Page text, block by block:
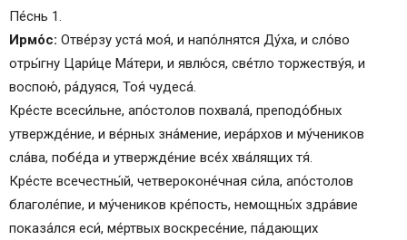
Канон, творение Григория Синаита, глас 4.
Песнь 1.
Песнь 3.
Песнь 4.
Песнь 5.
Кондак, глас 4.
Пе́снь 1.
Ирмо́с: Отве́рзу уста́ моя́, и напо́лнятся Ду́ха, и сло́во
отры́гну Цари́це Ма́тери, и явлю́ся, све́тло торжеству́я, и
воспою́, ра́дуяся, Тоя́ чудеса́.
Кре́сте всеси́льне, апо́столов похвала́, преподо́бных
утвержде́ние, и ве́рных зна́мение, иера́рхов и му́чеников
сла́ва, побе́да и утвержде́ние все́х хва́лящих тя́.
Кре́сте всечестны́й, четвероконе́чная си́ла, апо́столов
благоле́пие, и му́чеников кре́пость, немощны́х здра́вие
показа́лся еси́, ме́ртвых воскресе́ние, па́дающих